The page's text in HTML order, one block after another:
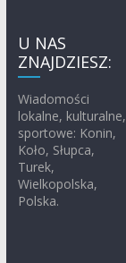
U NAS
ZNAJDZIESZ:
Wiadomości
lokalne, kulturalne,
sportowe: Konin,
Koło, Słupca,
Turek,
Wielkopolska,
Polska.